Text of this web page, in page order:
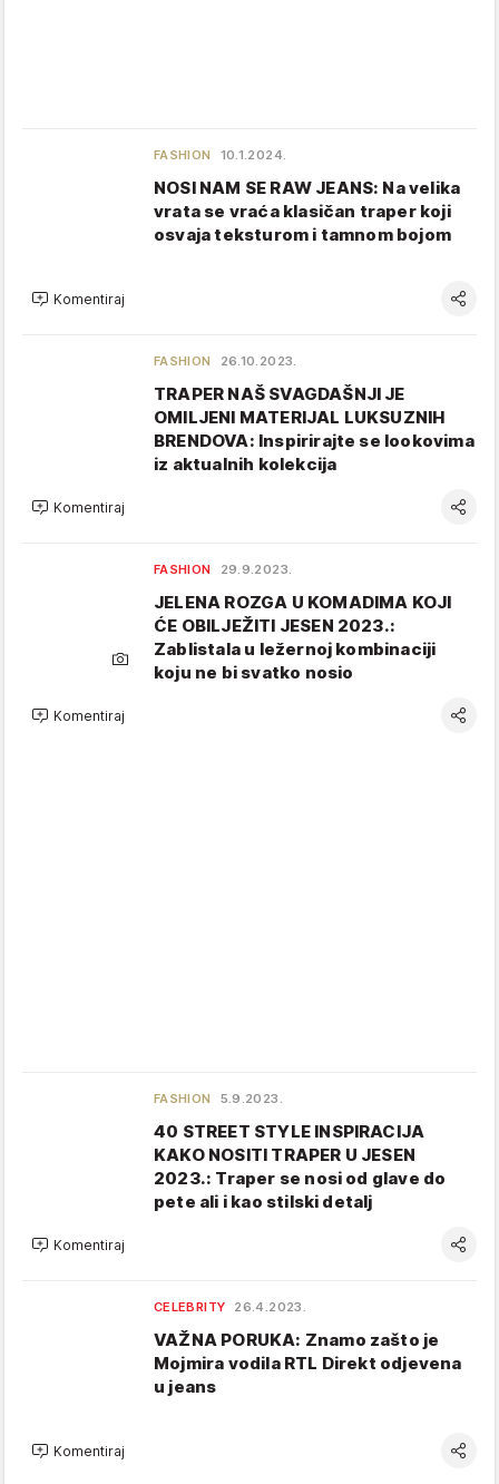
FASHION 10.1.2024.
NOSI NAM SE RAW JEANS: Na velika
vrata se vraća klasičan traper koji
osvaja teksturom i tamnom bojom
Komentiraj
FASHION 26.10.2023.
TRAPER NAŠ SVAGDAŠNJI JE
OMILJENI MATERIJAL LUKSUZNIH
BRENDOVA: Inspirirajte se lookovima
iz aktualnih kolekcija
Komentiraj
FASHION 29.9.2023.
JELENA ROZGA U KOMADIMA KOJI
ĆE OBILJEŽITI JESEN 2023.:
Zablistala u ležernoj kombinaciji
koju ne bi svatko nosio
Komentiraj
FASHION 5.9.2023.
40 STREET STYLE INSPIRACIJA
KAKO NOSITI TRAPER U JESEN
2023.: Traper se nosi od glave do
pete ali i kao stilski detalj
Komentiraj
CELEBRITY 26.4.2023.
VAŽNA PORUKA: Znamo zašto je
Mojmira vodila RTL Direkt odjevena
u jeans
Komentiraj